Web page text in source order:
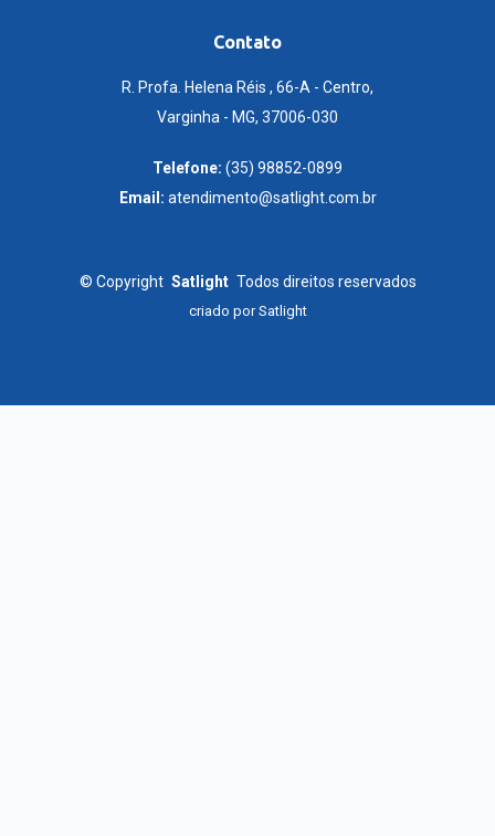
Contato
R. Profa. Helena Réis , 66-A - Centro,
Varginha - MG, 37006-030
Telefone: (35) 98852-0899
Email: atendimento@satlight.com.br
© Copyright Satlight Todos direitos reservados
criado porSatlight